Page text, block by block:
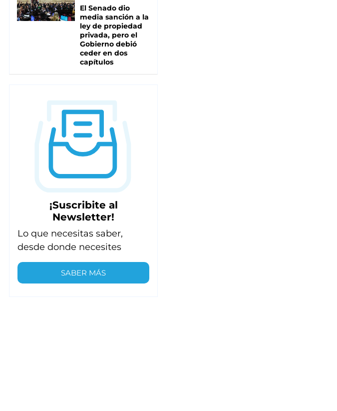
El Senado dio
media sanción a la
ley de propiedad
privada, pero el
Gobierno debió
ceder en dos
capítulos
¡Suscribite al
Newsletter!
Lo que necesitas saber,
desde donde necesites
SABER MÁS